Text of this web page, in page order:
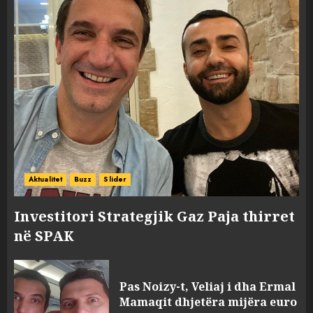
Aktualitet Buzz Slider
Investitori Strategjik Gaz Paja thirret
në SPAK
Pas Noizy-t, Veliaj i dha Ermal
Mamaqit dhjetëra mijëra euro